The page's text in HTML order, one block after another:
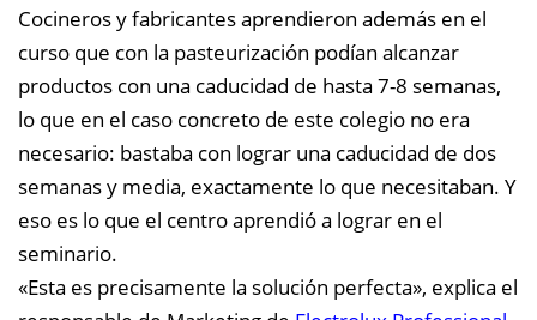
Cocineros y fabricantes aprendieron además en el
curso que con la pasteurización podían alcanzar
productos con una caducidad de hasta 7-8 semanas,
lo que en el caso concreto de este colegio no era
necesario: bastaba con lograr una caducidad de dos
semanas y media, exactamente lo que necesitaban. Y
eso es lo que el centro aprendió a lograr en el
seminario.
«Esta es precisamente la solución perfecta», explica el